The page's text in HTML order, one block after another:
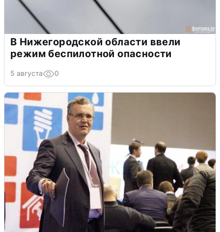
В Нижегородской области ввели
режим беспилотной опасности
5 августа 0